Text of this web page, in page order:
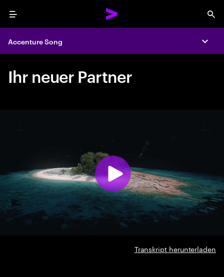
Menu
Accenture Song
Ihr neuer Partner
Transkript herunterladen